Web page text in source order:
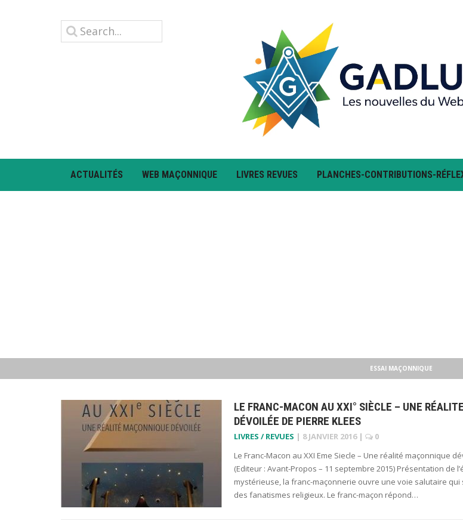
ACTUALITÉS WEB MAÇONNIQUE LIVRES REVUES PLANCHES-CONTRIBUTIONS-
ESSAI MAÇONNIQUE
LE FRANC-MACON AU XXI° SIÈCLE – UNE
DÉVOILÉE DE PIERRE KLEES
LIVRES / REVUES | 8 JANVIER 2016 |
0
Le Franc-Macon au XXI Eme Siecle – Une réalité maçonnique
(Editeur : Avant-Propos – 11 septembre 2015) Présentation de
mystérieuse, la franc-maçonnerie ouvre une voie salutaire qui
des fanatismes religieux. Le franc-maçon répond…